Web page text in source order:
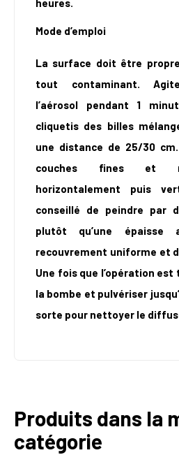
heures.
Mode d’emploi
La surface doit être
tout contaminant.
l’aérosol pendant 1
cliquetis des billes
une distance de 25/30
couches fines et
horizontalement puis
conseillé de peindre par
plutôt qu’une épaisse
recouvrement uniforme et
Une fois que l’opération
la bombe et pulvériser
sorte pour nettoyer le
Produits dans la
catégorie